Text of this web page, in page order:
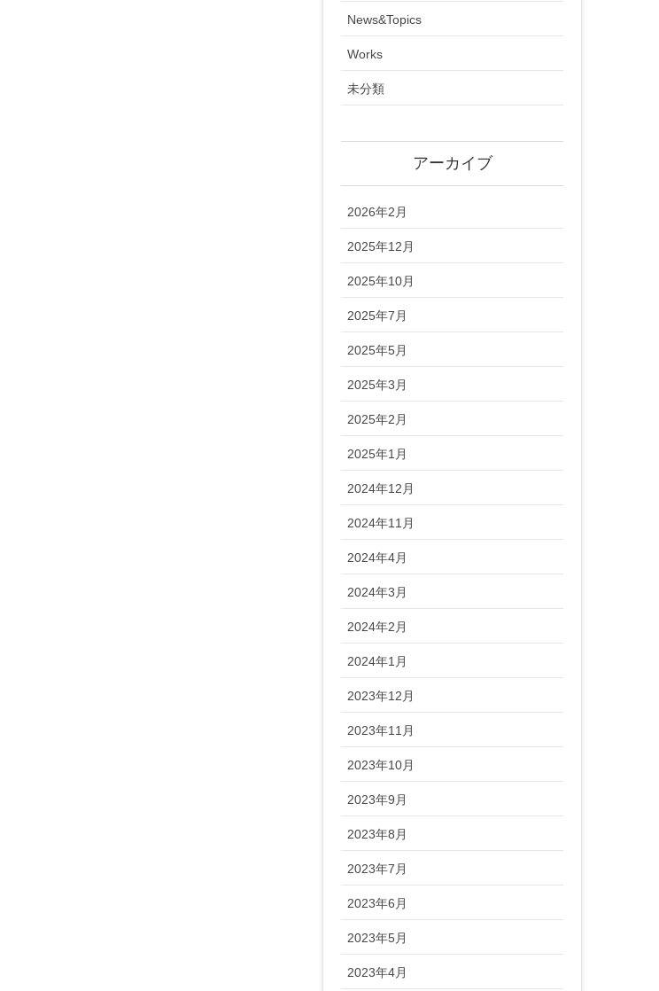
News&Topics
Works
未分類
アーカイブ
2026年2月
2025年12月
2025年10月
2025年7月
2025年5月
2025年3月
2025年2月
2025年1月
2024年12月
2024年11月
2024年4月
2024年3月
2024年2月
2024年1月
2023年12月
2023年11月
2023年10月
2023年9月
2023年8月
2023年7月
2023年6月
2023年5月
2023年4月